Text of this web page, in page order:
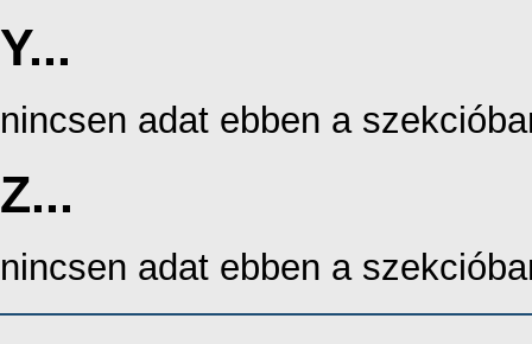
Y...
nincsen adat ebben a
Z...
nincsen adat ebben a